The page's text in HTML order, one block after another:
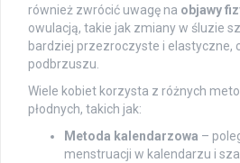
również zwrócić uwagę na objawy
owulacją, takie jak zmiany w śluzie
bardziej przezroczyste i elastyczne,
podbrzuszu.
Wiele kobiet korzysta z różnych
płodnych, takich jak:
Metoda kalendarzowa –
menstruacji w kalendarzu i